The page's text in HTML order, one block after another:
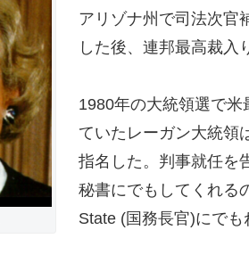
アリゾナ州で司法次官
した後、連邦最高裁入
1980年の大統領選で
ていたレーガン大統領
指名した。判事就任を
秘書にでもしてくれる
State (国務長官)にでも